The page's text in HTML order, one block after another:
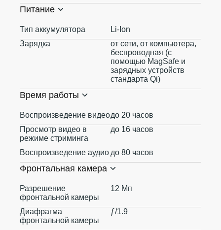
Питание
Тип аккумулятора
Li-Ion
Зарядка
от сети, от компьютера,
беспроводная (с
помощью MagSafe и
зарядных устройств
стандарта Qi)
Время работы
Воспроизведение видеодо 20 часов
Просмотр видео в
режиме стриминга
до 16 часов
Воспроизведение аудио до 80 часов
Фронтальная камера
Разрешение
фронтальной камеры
12 Мп
Диафрагма
фронтальной камеры
ƒ/1.9